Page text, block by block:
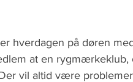
hverdagen på døren
at en
vil altid være